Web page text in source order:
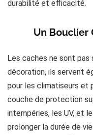
durabilité et efficacité.
Un Bouclier
Les caches ne sont
décoration, ils servent
pour les climatiseurs et
couche de protection
intempéries, les UV, et
prolonger la durée de